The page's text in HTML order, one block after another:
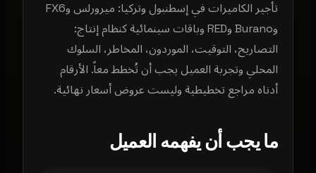
تأجير الكاميرات في إسطنبول وتركيا: ميرورلس وFX6
وBurano وRED وباقات سينمائية كنظام إنتاج:
التصاريح، التوقيت، الموردون، المخاطر، السلوك
المحلي وتجربة العميل يجب أن تُخطط معاً. الأرقام
أدناه مراجع تخطيطية وليست عروض أسعار نهائية.
ما يجب أن يفهمه العميل